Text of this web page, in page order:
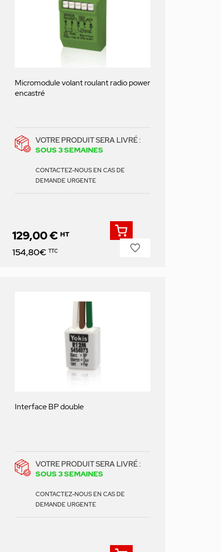
Micromodule volant roulant radio power
encastré
VOTRE PRODUIT SERA LIVRÉ :
SOUS 3 SEMAINES
CONTACTEZ-NOUS EN CAS DE
DEMANDE URGENTE
Prix
129,00 € HT
154,80€ TTC favorite_border
Interface BP double
VOTRE PRODUIT SERA LIVRÉ :
SOUS 3 SEMAINES
CONTACTEZ-NOUS EN CAS DE
DEMANDE URGENTE